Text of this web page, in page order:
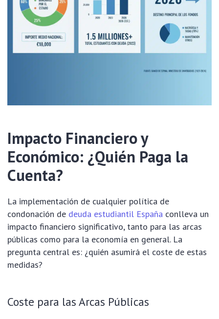
Impacto Financiero y
Económico: ¿Quién Paga la
Cuenta?
La implementación de cualquier política de
condonación de deuda estudiantil España conlleva un
impacto financiero significativo, tanto para las arcas
públicas como para la economía en general. La
pregunta central es: ¿quién asumirá el coste de estas
medidas?
Coste para las Arcas Públicas